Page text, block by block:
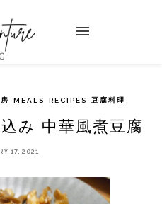
MEALS RECIPES 豆腐料理
み 中華風煮豆腐
17, 2021